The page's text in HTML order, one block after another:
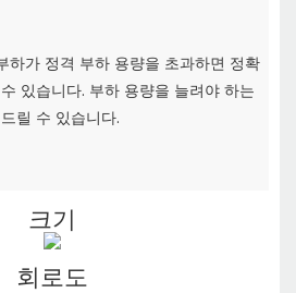
하가 정격 부하 용량을 초과하면 정확
있습니다. 부하 용량을 늘려야 하는
릴 수 있습니다.
크기
회로도